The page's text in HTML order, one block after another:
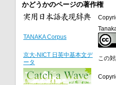
かどうかのページの著作権
TANAKA Corpus
京大-NICT 日英中基本文デ
ータ
この